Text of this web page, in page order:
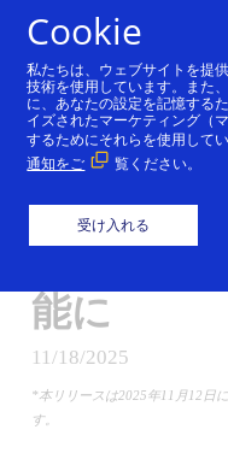
Visa、
開始。
シームレ
済がアジ
数百万の
能に
11/18/2025
*本リリースは2025年11月12日
す。
Cookie
私たちは、ウェブサイトを提
技術を使用しています。また
に、あなたの設定を記憶する
イズされたマーケティング（
するためにそれらを使用して
通知をご
覧ください。
受け入れる